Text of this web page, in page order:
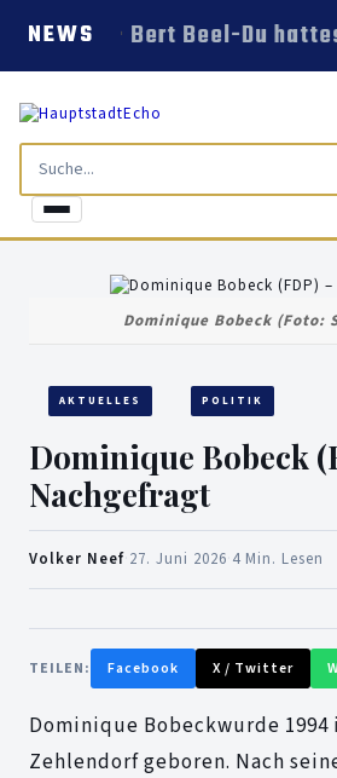
NEWS Bert Beel-Du
Dominique Bobeck (Foto:
AKTUELLES POLITIK
Dominique Bobeck
Nachgefragt
Volker Neef 27. Juni 2026 4 Min. Lesen
TEILEN: Facebook X / Twitter
Dominique Bobeckwurde
Zehlendorf geboren. Nach